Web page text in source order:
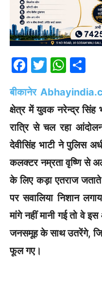
F
c
e
b
o
o
k
T
itt
er
W
at
s
A
p
p
ar
e
बीकानेर
क्षेत्र में युवक नरेन्‍द्र
रात्रि से चल रहा
देवीसिंह भाटी ने पुलिस
कलक्टर नम्रता वृष्णि से
के लिए कड़ा एतराज
पर सवालिया निशान
मांगे नहीं मानी गई तो वे
जनसमूह के साथ उतरेंगे,
फूल गए।